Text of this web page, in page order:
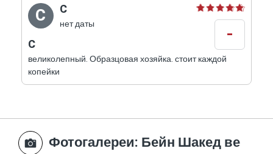
C C
нет даты
C
великолепный. Образцовая хозяйка. стоит каждой
копейки
-
Фотогалереи: Бейн Шакед ве